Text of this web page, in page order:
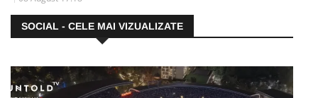
SOCIAL - CELE MAI VIZUALIZATE